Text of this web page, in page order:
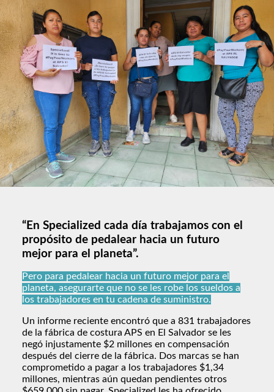
“En Specialized cada día trabajamos con el
propósito de pedalear hacia un futuro
mejor para el planeta”.
Pero para pedalear hacia un futuro mejor para el
planeta, asegurarte que no se les robe los sueldos a
los trabajadores en tu cadena de suministro.
Un informe reciente encontró que a 831 trabajadores
de la fábrica de costura APS en El Salvador se les
negó injustamente $2 millones en compensación
después del cierre de la fábrica. Dos marcas se han
comprometido a pagar a los trabajadores $1,34
millones, mientras aún quedan pendientes otros